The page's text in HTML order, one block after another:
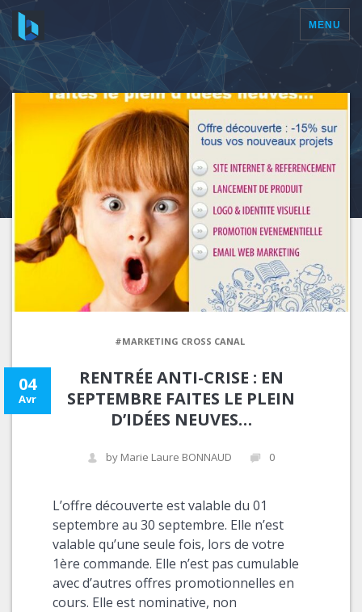
MENU
#MARKETING CROSS CANAL
RENTRÉE ANTI-CRISE : EN
SEPTEMBRE FAITES LE PLEIN
D’IDÉES NEUVES…
04
Avr
by Marie Laure BONNAUD 0
L’offre découverte est valable du 01
septembre au 30 septembre. Elle n’est
valable qu’une seule fois, lors de votre
1ère commande. Elle n’est pas cumulable
avec d’autres offres promotionnelles en
cours. Elle est nominative, non